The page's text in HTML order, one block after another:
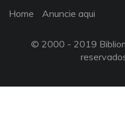
Home Anuncie aqui
© 2000 - 2019